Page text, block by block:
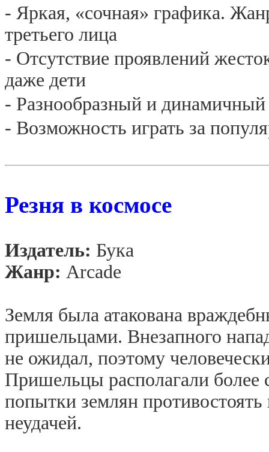
- Яркая, «сочная» графика.
третьего лица
- Отсутствие проявлений
даже дети
- Разнообразный и динамичный
- Возможность играть за
Резня в космосе
Издатель: Бука
Жанр: Arcade
Земля была атакована
пришельцами. Внезапного
не ожидал, поэтому
Пришельцы располагали
попытки землян
неудачей.